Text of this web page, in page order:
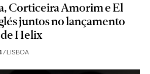
Corticeira Amorim e El
juntos no lançamento
Helix
/ LISBOA